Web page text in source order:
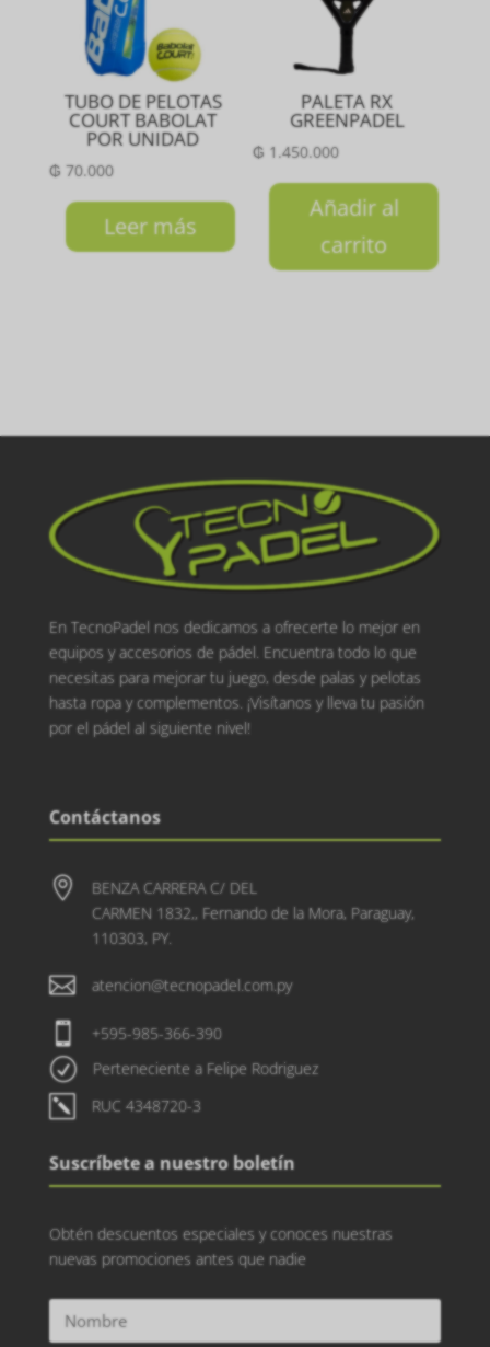
TUBO DE PELOTAS
COURT BABOLAT
POR UNIDAD
₲70.000
Leer más
PALETA RX
GREENPADEL
₲ 1.450.000
Añadir al
carrito
En TecnoPadel nos dedicamos a ofrecerte lo mejor en
equipos y accesorios de pádel. Encuentra todo lo que
necesitas para mejorar tu juego, desde palas y pelotas
hasta ropa y complementos. ¡Visítanos y lleva tu pasión
por el pádel al siguiente nivel!
Contáctanos

BENZA CARRERA C/ DEL
CARMEN 1832,, Fernando de la Mora, Paraguay,
110303, PY.
 atencion@tecnopadel.com.py
 +595-985-366-390
R Perteneciente a Felipe Rodriguez
k RUC 4348720-3
Suscríbete a nuestro boletín
Obtén descuentos especiales y conoces nuestras
nuevas promociones antes que nadie